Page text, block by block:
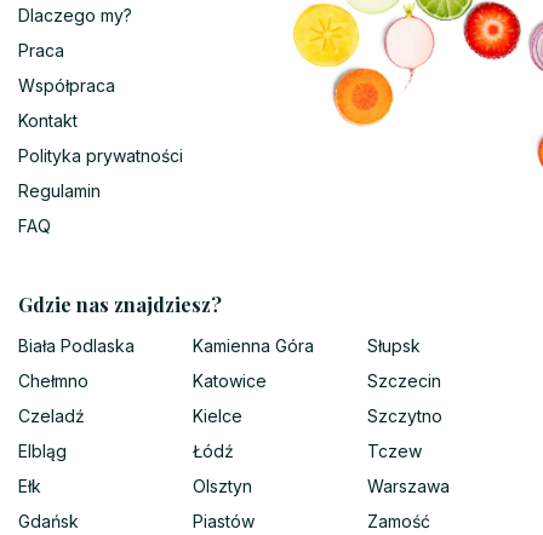
Dlaczego my?
Praca
Współpraca
Kontakt
Polityka prywatności
Regulamin
FAQ
Gdzie nas znajdziesz?
Biała Podlaska
Chełmno
Czeladź
Elbląg
Ełk
Gdańsk
Kamienna Góra
Katowice
Kielce
Łódź
Olsztyn
Piastów
Słupsk
Szczecin
Szczytno
Tczew
Warszawa
Zamość